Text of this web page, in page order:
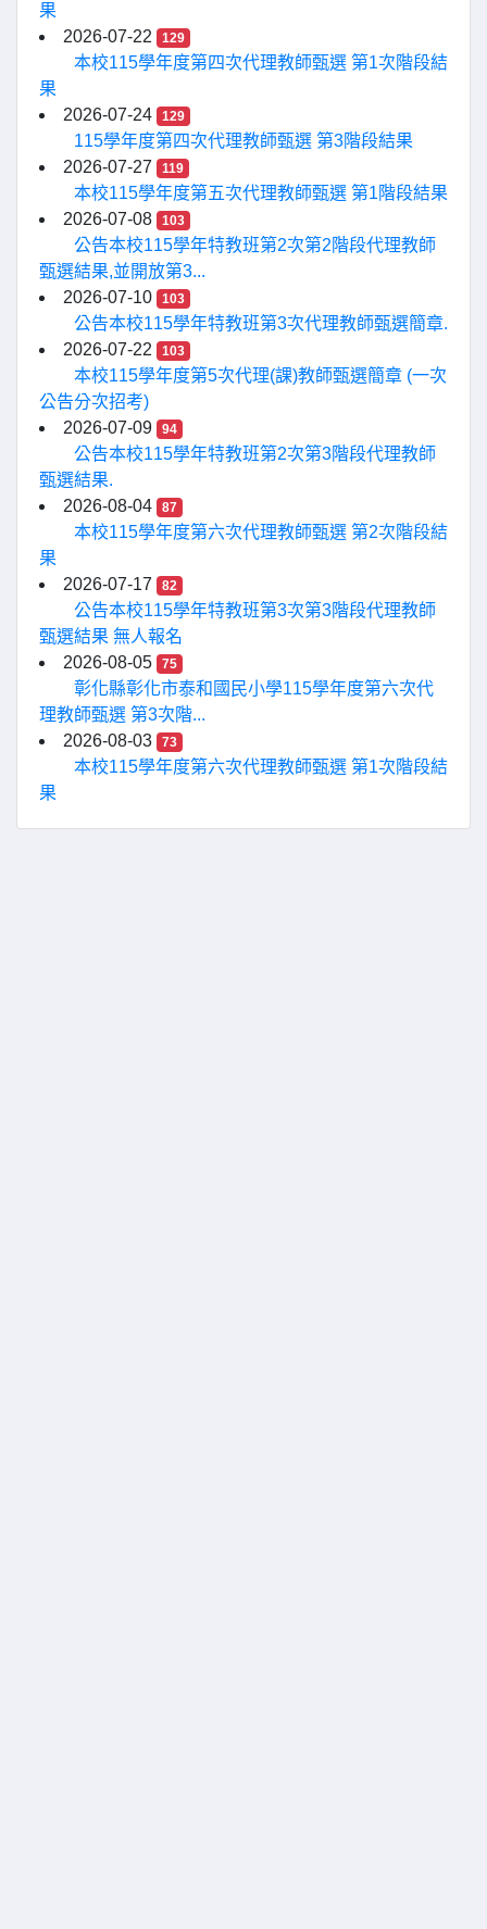
果
2026-07-22
129
本校115學年度第四次代理教師甄選 第1次階段結
果
2026-07-24
129
115學年度第四次代理教師甄選 第3階段結果
2026-07-27
119
本校115學年度第五次代理教師甄選 第1階段結果
2026-07-08
103
公告本校115學年特教班第2次第2階段代理教師
甄選結果,並開放第3...
2026-07-10
103
公告本校115學年特教班第3次代理教師甄選簡章.
2026-07-22
103
本校115學年度第5次代理(課)教師甄選簡章 (一次
公告分次招考)
2026-07-09
94
公告本校115學年特教班第2次第3階段代理教師
甄選結果.
2026-08-04
87
本校115學年度第六次代理教師甄選 第2次階段結
果
2026-07-17
82
公告本校115學年特教班第3次第3階段代理教師
甄選結果 無人報名
2026-08-05
75
彰化縣彰化市泰和國民小學115學年度第六次代
理教師甄選 第3次階...
2026-08-03
73
本校115學年度第六次代理教師甄選 第1次階段結
果